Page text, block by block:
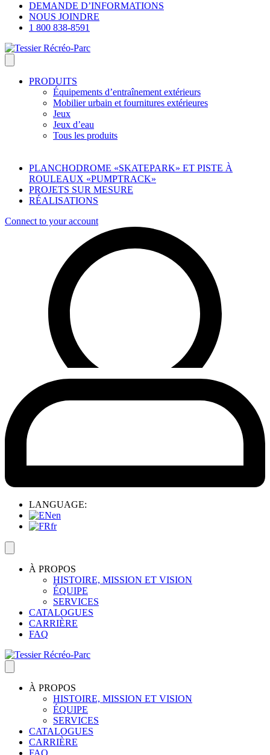
DEMANDE D’INFORMATIONS
NOUS JOINDRE
1 800 838-8591
PRODUITS
Équipements d’entraînement extérieurs
Mobilier urbain et fournitures extérieures
Jeux
Jeux d’eau
Tous les produits
PLANCHODROME «SKATEPARK» ET PISTE À
ROULEAUX «PUMPTRACK»
PROJETS SUR MESURE
RÉALISATIONS
Connect to your account
LANGUAGE:
en
fr
À PROPOS
HISTOIRE, MISSION ET VISION
ÉQUIPE
SERVICES
CATALOGUES
CARRIÈRE
FAQ
À PROPOS
HISTOIRE, MISSION ET VISION
ÉQUIPE
SERVICES
CATALOGUES
CARRIÈRE
FAQ